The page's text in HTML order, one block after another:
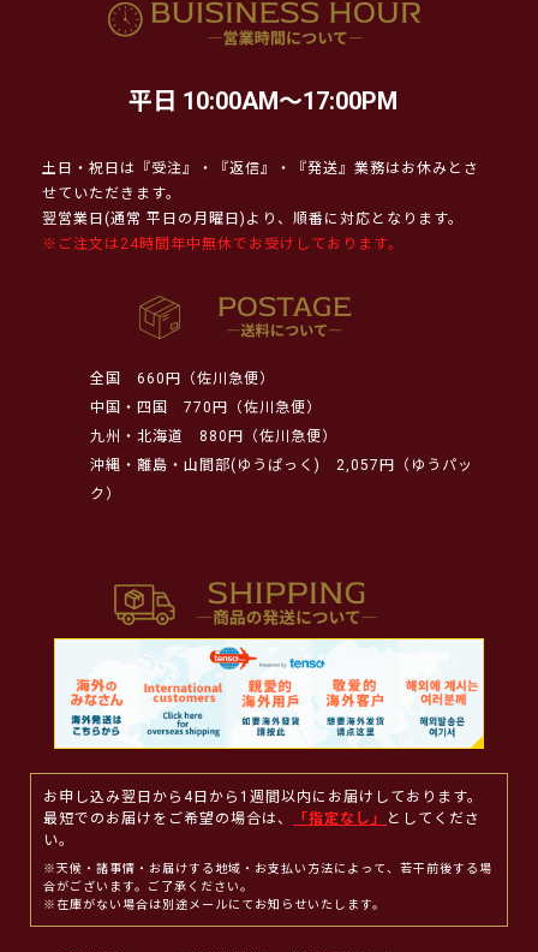
平日 10:00AM～17:00PM
土日・祝日は『受注』・『返信』・『発送』業務はお休みとさ
せていただきます。
翌営業日(通常 平日の月曜日)より、順番に対応となります。
※ご注文は24時間年中無休でお受けしております。
全国
660円（佐川急便）
中国・四国
770円（佐川急便）
九州・北海道
880円（佐川急便）
沖縄・離島・山間部(ゆうぱっく)
2,057円（ゆうパッ
ク）
お申し込み翌日から4日から1週間以内にお届けしております。
最短でのお届けをご希望の場合は、
「指定なし」
としてくださ
い。
※天候・諸事情・お届けする地域・お支払い方法によって、若干前後する場
合がございます。ご了承ください。
※在庫がない場合は別途メールにてお知らせいたします。